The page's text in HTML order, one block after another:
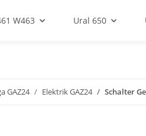
W463 Ural 650
GAZ24 Elektrik GAZ24 Schalter